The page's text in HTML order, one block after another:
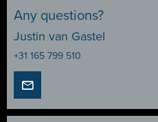
Any questions?
Justin van Gastel
+31 165 799 510